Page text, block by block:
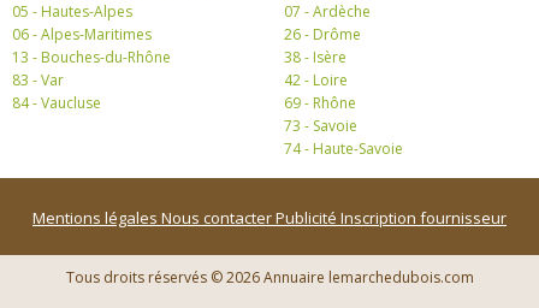
05 - Hautes-Alpes
06 - Alpes-Maritimes
13 - Bouches-du-Rhône
83 - Var
84 - Vaucluse
07 - Ardèche
26 - Drôme
38 - Isère
42 - Loire
69 - Rhône
73 - Savoie
74 - Haute-Savoie
Mentions légales Nous contacterPublicité Inscription fournisseur
Tous droits réservés © 2026 Annuaire lemarchedubois.com